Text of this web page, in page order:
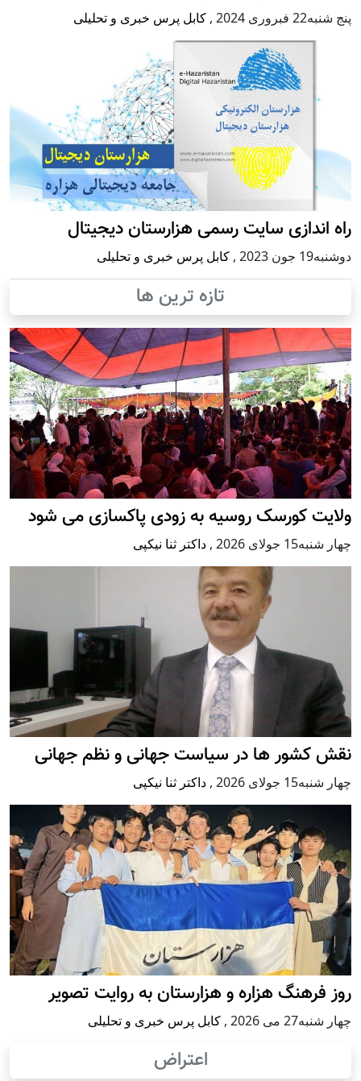
پنج شنبه22 فبروری 2024 , کابل پرس خبری و تحلیلی
راه اندازی سایت رسمی هزارستان دیجیتال
دوشنبه19 جون 2023 , کابل پرس خبری و تحلیلی
تازه ترین ها
ولایت کورسک روسیه به زودی پاکسازی می شود
چهار شنبه15 جولای 2026 , داکتر ثنا نیکپی
نقش کشور ها در سیاست جهانی و نظم جهانی
چهار شنبه15 جولای 2026 , داکتر ثنا نیکپی
روز فرهنگ هزاره و هزارستان به روایت تصویر
چهار شنبه27 می 2026 , کابل پرس خبری و تحلیلی
اعتراض